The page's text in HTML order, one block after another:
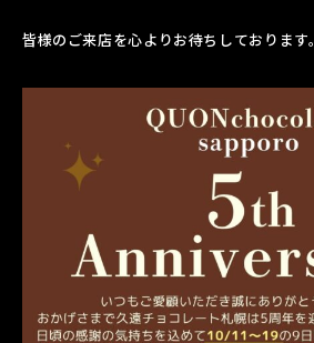
皆様のご来店を心よりお待ちしております。